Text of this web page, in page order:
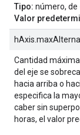
Tipo: número, de
Valor
Cantidad
del eje se
hacia arriba o
especifica la
caber sin
horas, el valor